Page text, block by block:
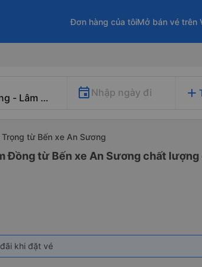
Đơn hàng của tôiMở bán vé trên
Nhập ngày đi add
từ Bến xe An Sương
Đồng từ Bến xe An Sương chất
khi đặt vé